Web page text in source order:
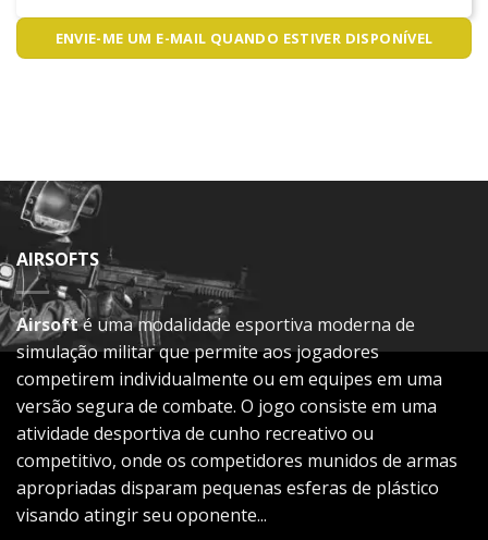
ENVIE-ME UM E-MAIL QUANDO ESTIVER DISPONÍVEL
AIRSOFTS
Airsofté uma modalidade esportiva moderna de
simulação militar que permite aos jogadores
competirem individualmente ou em equipes em uma
versão segura de combate. O jogo consiste em uma
atividade desportiva de cunho recreativo ou
competitivo, onde os competidores munidos de armas
apropriadas disparam pequenas esferas de plástico
visando atingir seu oponente...